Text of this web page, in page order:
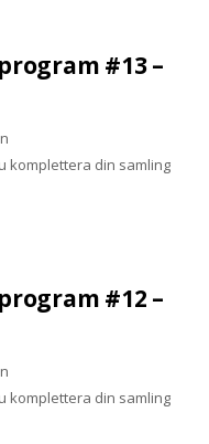
#13 –
komplettera din samling
#12 –
komplettera din samling